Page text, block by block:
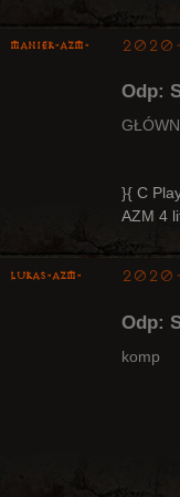
Maniek-AZM-
Odp:
}{ C
AZM 4
lukas-azm-
Odp:
komp